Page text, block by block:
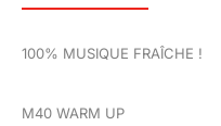
100% MUSIQUE FRAÎCHE !
M40 WARM UP